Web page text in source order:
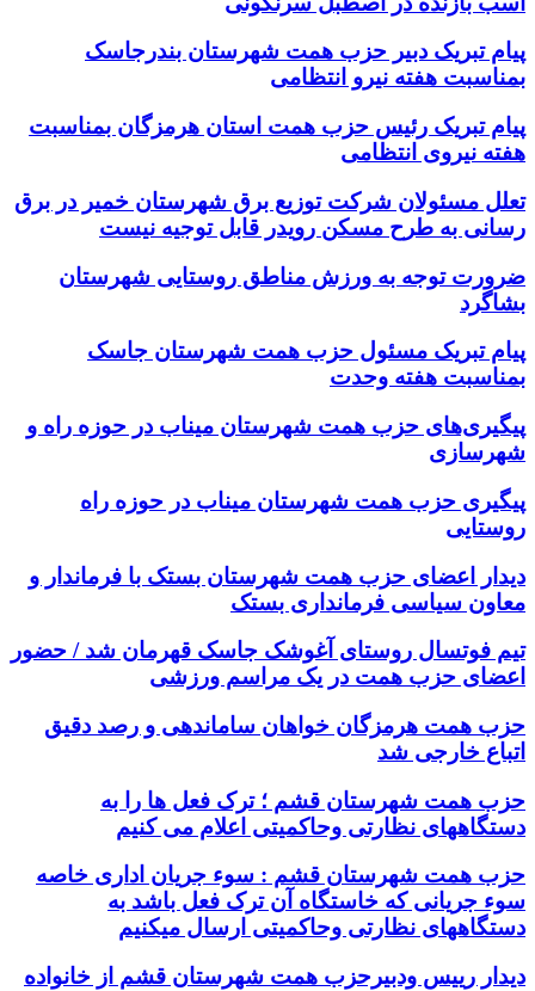
پیام تبریک دبیر حزب همت شهرستان بندرجاسک
بمناسبت هفته نیرو انتظامی
پیام تبریک رئیس حزب همت استان هرمزگان بمناسبت
هفته نیروی انتظامی
تعلل مسئولان شرکت توزیع برق شهرستان خمیر در برق
رسانی به طرح مسکن رویدر قابل توجیه نیست
ضرورت توجه به ورزش مناطق روستایی شهرستان
بشاگرد
پیام تبریک مسئول حزب همت شهرستان جاسک
بمناسبت هفته وحدت
پیگیری‌های حزب همت شهرستان میناب در حوزه راه و
شهرسازی
پیگیری حزب همت شهرستان میناب در حوزه راه
روستایی
دیدار اعضای حزب همت شهرستان بستک با فرماندار و
معاون سیاسی فرمانداری بستک
تیم فوتسال روستای آغوشک جاسک قهرمان شد / حضور
اعضای حزب همت در یک مراسم ورزشی
حزب همت هرمزگان خواهان ساماندهی و رصد دقیق
اتباع خارجی شد
حزب همت شهرستان قشم ؛ ترک فعل ها را به
دستگاههای نظارتی وحاکمیتی اعلام می کنیم
حزب همت شهرستان قشم : سوء جریان اداری خاصه
سوء جریانی که خاستگاه آن ترک فعل باشد به
دستگاههای نظارتی وحاکمیتی ارسال میکنیم
دیدار رییس ودبیرحزب همت شهرستان قشم از خانواده